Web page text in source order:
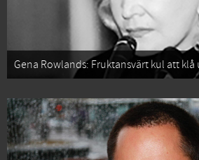
Gena Rowlands: Fruktansvärt kul att